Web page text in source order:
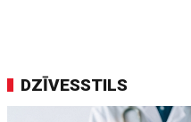
DZĪVESSTILS